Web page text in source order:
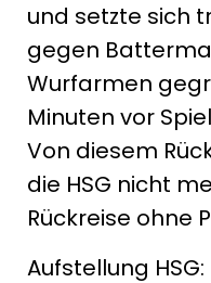
und setzte sich
gegen
Wurfarmen
Minuten vor
Von diesem
die HSG nicht
Rückreise ohne
Aufstellung HSG: